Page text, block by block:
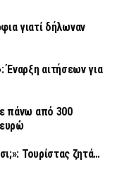
γιατί δήλωναν
Έναρξη αιτήσεων για
πάνω από 300
Τουρίστας ζητά…